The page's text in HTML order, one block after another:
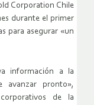
Corporation Chile
durante el primer
para asegurar «un
información a la
avanzar pronto»,
de la